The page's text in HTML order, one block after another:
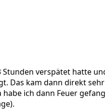
verspätet hatte
Das kam dann direkt
ich dann Feuer